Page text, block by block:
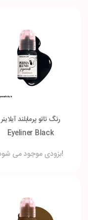
رنگ تاتو پرمابلند آیلاینر
Eyeliner Black
بزودی موجود می شود!